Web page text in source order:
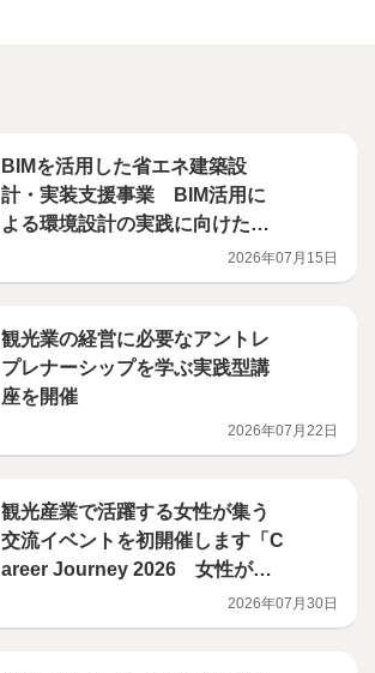
BIMを活用した省エネ建築設
計・実装支援事業 BIM活用に
よる環境設計の実践に向けたハ
2026年07月15日
観光業の経営に必要なアントレ
プレナーシップを学ぶ実践型講
座を開催
2026年07月22日
観光産業で活躍する女性が集う
交流イベントを初開催します「C
areer Journey 2026 女性がお
もしろくする、これからの観光
業」
2026年07月30日